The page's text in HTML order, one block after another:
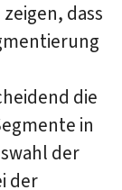
dass
die
in
der
der